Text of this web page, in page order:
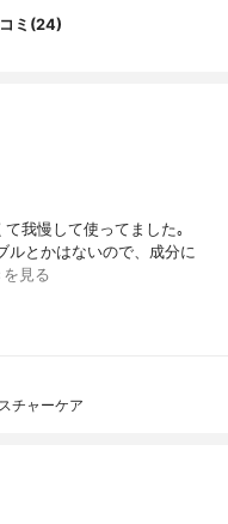
ミ(24)
我慢して使ってました｡
ルとかはないので、成分に
見る
チャーケア